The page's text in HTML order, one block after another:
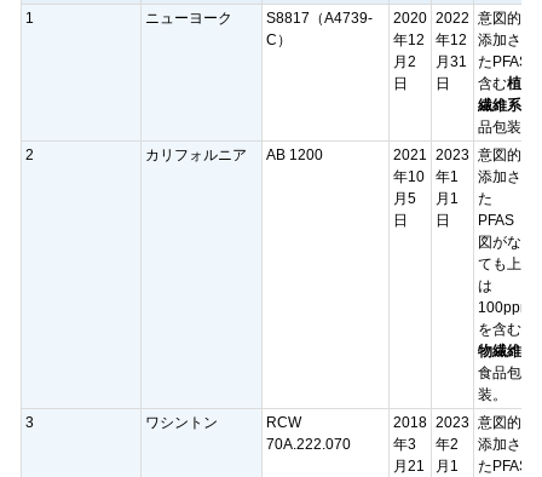
1 ニューヨーク
S8817（A4739-
C）
2020
年12
月2
日
2022
年12
月31
日
意図的に
添加され
たPFASを
含む植物
繊維系食
品包装
2
カリフォルニア AB 1200
2021
年10
月5
日
2023
年1
月1
日
意図的に
添加され
た
PFAS（意
図がなく
ても上限
は
100ppm
を含む植
物繊維系
食品包
装。
3
ワシントン
RCW
70A.222.070
2018
年3
月21
2023
年2
月1
意図的に
添加され
たPFASを